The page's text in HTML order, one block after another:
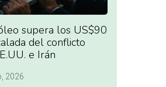
supera los US$90
del conflicto
e Irán
2026